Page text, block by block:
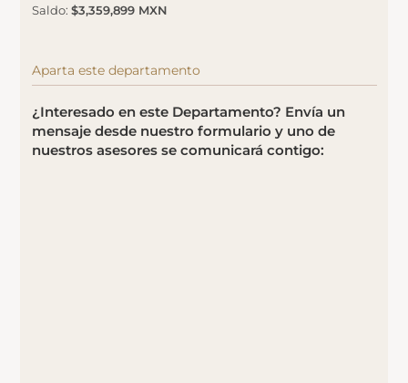
Saldo: $3,359,899 MXN
Aparta este departamento
¿Interesado en este Departamento? Envía un
mensaje desde nuestro formulario y uno de
nuestros asesores se comunicará contigo: